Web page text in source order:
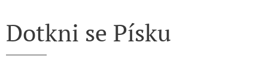
Dotkni se Písku